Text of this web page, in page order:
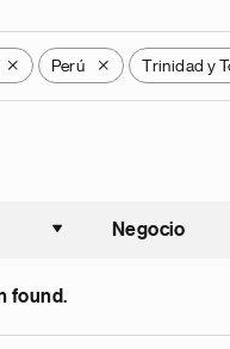
X Perú X Trinidad y
Ordenar
Negocio
found.